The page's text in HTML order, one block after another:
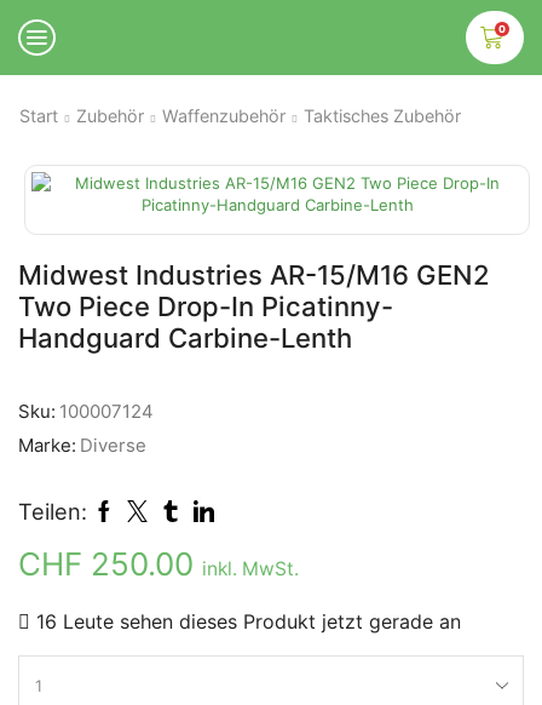
0
Start Zubehör Waffenzubehör Taktisches Zubehör
Midwest Industries AR-15/M16 GEN2
Two Piece Drop-In Picatinny-
Handguard Carbine-Lenth
Sku: 100007124
Marke: Diverse
Teilen:
CHF 250.00 inkl. MwSt.
16 Leute sehen dieses Produkt jetzt gerade an